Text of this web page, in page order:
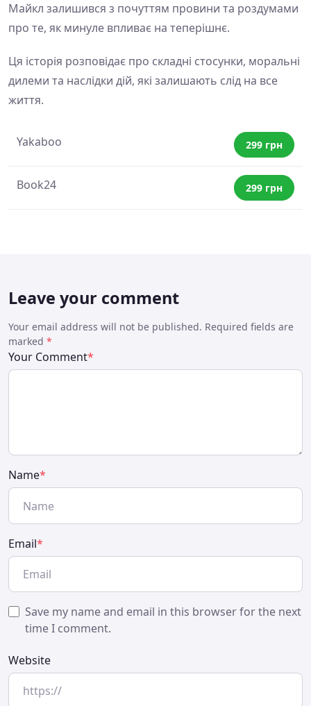
Майкл залишився з почуттям провини та роздумами
про те, як минуле впливає на теперішнє.
Ця історія розповідає про складні стосунки, моральні
дилеми та наслідки дій, які залишають слід на все
життя.
Yakaboo 299 грн
Book24 299 грн
Leave your comment
Your email address will not be published. Required fields are
marked *
Your Comment*
Name*
Email*
Save my name and email in this browser for the next
time I comment.
Website